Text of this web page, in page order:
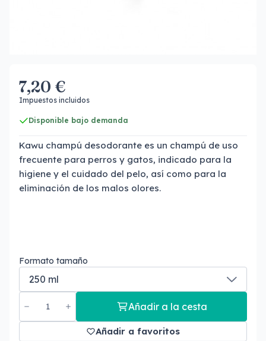
7,20 €
Impuestos incluidos
Disponible bajo demanda
Kawu champú desodorante es un champú de uso
frecuente para perros y gatos, indicado para la
higiene y el cuidado del pelo, así como para la
eliminación de los malos olores.
Formato tamaño
Añadir a la cesta
Añadir a favoritos